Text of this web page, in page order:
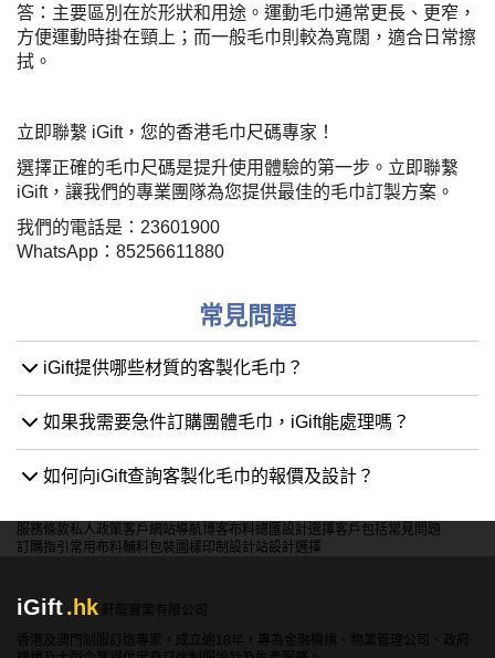
答：主要區別在於形狀和用途。運動毛巾通常更長、更窄，
方便運動時掛在頸上；而一般毛巾則較為寬闊，適合日常擦
拭。
立即聯繫 iGift，您的香港毛巾尺碼專家！
選擇正確的毛巾尺碼是提升使用體驗的第一步。立即聯繫
iGift，讓我們的專業團隊為您提供最佳的毛巾訂製方案。
我們的電話是：23601900
WhatsApp：85256611880
常見問題
iGift提供哪些材質的客製化毛巾？
如果我需要急件訂購團體毛巾，iGift能處理嗎？
如何向iGift查詢客製化毛巾的報價及設計？
服務條款私人政策客戶 網站導航博客布料總匯設計選擇客戶包括常見問題
訂購指引 常用布料輔料包裝 圖樣印制 設計站設計選擇
iGift.hk
軒龍實業有限公司
香港及澳門制服訂造專家，成立逾18年，專為金融機構、物業管理公司、政府